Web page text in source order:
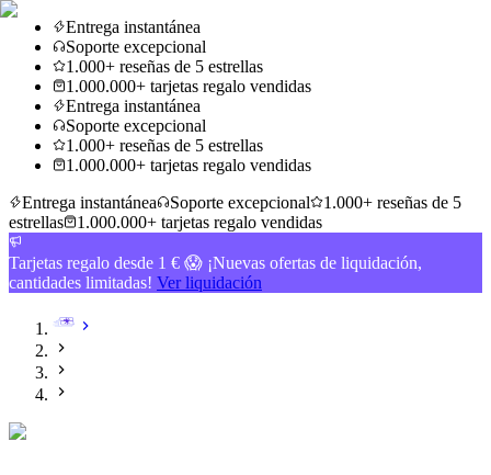
Entrega instantánea
Soporte excepcional
1.000+ reseñas de 5 estrellas
1.000.000+ tarjetas regalo vendidas
Entrega instantánea
Soporte excepcional
1.000+ reseñas de 5 estrellas
1.000.000+ tarjetas regalo vendidas
Entrega instantánea
Soporte excepcional
1.000+ reseñas de 5
estrellas
1.000.000+ tarjetas regalo vendidas
Tarjetas regalo desde 1 € 😱 ¡Nuevas ofertas de liquidación,
cantidades limitadas! Ver liquidación